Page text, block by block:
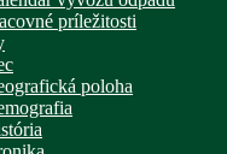
príležitosti
poloha